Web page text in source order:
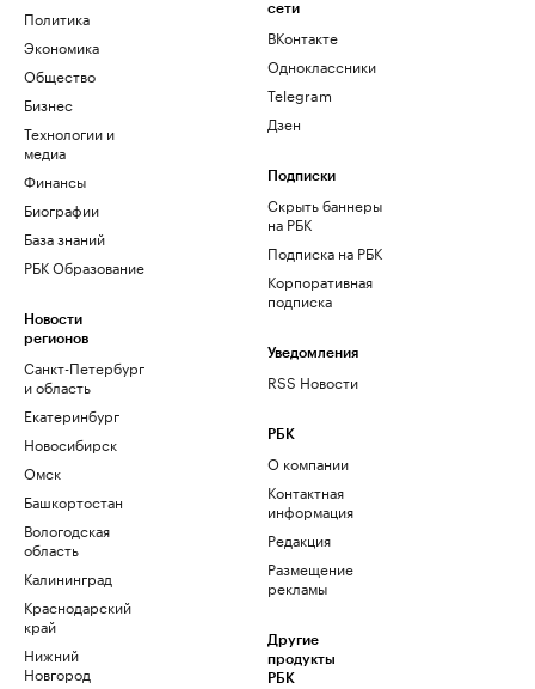
Политика
Экономика
Общество
Бизнес
Технологии и
медиа
Финансы
Биографии
База знаний
РБК Образование
Новости
регионов
Санкт-Петербург
и область
Екатеринбург
Новосибирск
Омск
Башкортостан
Вологодская
область
Калининград
Краснодарский
край
Нижний
Новгород
сети
ВКонтакте
Одноклассники
Telegram
Дзен
Подписки
Скрыть баннеры
на РБК
Подписка на РБК
Корпоративная
подписка
Уведомления
RSS Новости
РБК
О компании
Контактная
информация
Редакция
Размещение
рекламы
Другие
продукты
РБК